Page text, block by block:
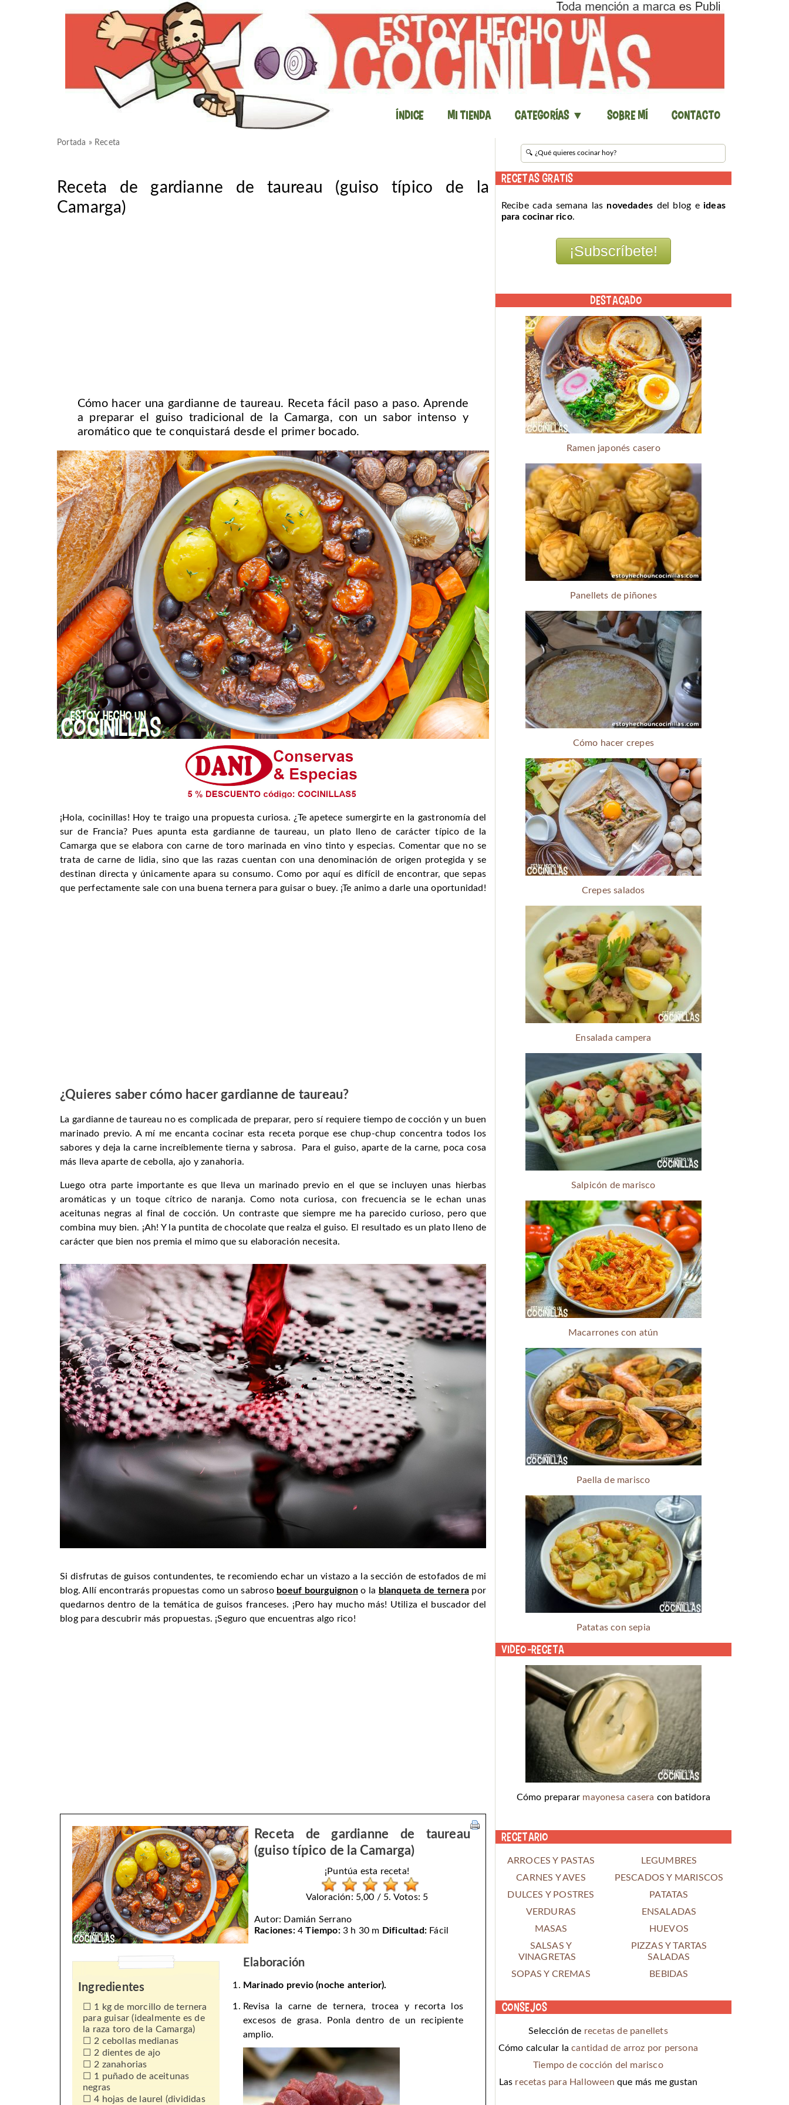
Índice Mi Tienda Categorías ▼ Sobre mí Contacto
Portada » Receta
Receta de gardianne de taureau (guiso típico de la
Camarga)
Cómo hacer una gardianne de taureau. Receta fácil paso a paso. Aprende
a preparar el guiso tradicional de la Camarga, con un sabor intenso y
aromático que te conquistará desde el primer bocado.
¡Hola, cocinillas! Hoy te traigo una propuesta curiosa. ¿Te apetece sumergirte en la gastronomía del
sur de Francia? Pues apunta esta gardianne de taureau, un plato lleno de carácter típico de la
Camarga que se elabora con carne de toro marinada en vino tinto y especias. Comentar que no se
trata de carne de lidia, sino que las razas cuentan con una denominación de origen protegida y se
destinan directa y únicamente apara su consumo. Como por aquí es difícil de encontrar, que sepas
que perfectamente sale con una buena ternera para guisar o buey. ¡Te animo a darle una oportunidad!
¿Quieres saber cómo hacer gardianne de taureau?
La gardianne de taureau no es complicada de preparar, pero sí requiere tiempo de cocción y un buen
marinado previo. A mí me encanta cocinar esta receta porque ese chup-chup concentra todos los
sabores y deja la carne increíblemente tierna y sabrosa. Para el guiso, aparte de la carne, poca cosa
más lleva aparte de cebolla, ajo y zanahoria.
Luego otra parte importante es que lleva un marinado previo en el que se incluyen unas hierbas
aromáticas y un toque cítrico de naranja. Como nota curiosa, con frecuencia se le echan unas
aceitunas negras al final de cocción. Un contraste que siempre me ha parecido curioso, pero que
combina muy bien. ¡Ah! Y la puntita de chocolate que realza el guiso. El resultado es un plato lleno de
carácter que bien nos premia el mimo que su elaboración necesita.
Si disfrutas de guisos contundentes, te recomiendo echar un vistazo a la sección de estofados de mi
blog. Allí encontrarás propuestas como un sabroso boeuf bourguignono la blanqueta de ternera por
quedarnos dentro de la temática de guisos franceses. ¡Pero hay mucho más! Utiliza el buscador del
blog para descubrir más propuestas. ¡Seguro que encuentras algo rico!
Receta de gardianne de taureau
(guiso típico de la Camarga)
¡Puntúa esta receta!
Valoración: 5,00 / 5. Votos: 5
Autor: Damián Serrano
Raciones: 4 Tiempo: 3 h 30 m Dificultad: Fácil
Ingredientes
1 kg de morcillo de ternera
para guisar (idealmente es de
la raza toro de la Camarga)
2 cebollas medianas
2 dientes de ajo
2 zanahorias
1 puñado de aceitunas
negras
4 hojas de laurel (divididas
Elaboración
Marinado previo (noche anterior).
Revisa la carne de ternera, trocea y recorta los
excesos de grasa. Ponla dentro de un recipiente
amplio.
RECETAS GRATIS
Recibe cada semana las novedades del blog e ideas
para cocinar rico.
DESTACADO
Ramen japonés casero
Panellets de piñones
Cómo hacer crepes
Crepes salados
Ensalada campera
Salpicón de marisco
Macarrones con atún
Paella de marisco
Patatas con sepia
Video-receta
Cómo preparar mayonesa casera con batidora
Recetario
ARROCES Y PASTAS
LEGUMBRES
CARNES Y AVES
PESCADOS Y MARISCOS
DULCES Y POSTRES
PATATAS
VERDURAS
ENSALADAS
MASAS
HUEVOS
SALSAS Y
VINAGRETAS
PIZZAS Y TARTAS
SALADAS
SOPAS Y CREMAS
BEBIDAS
Consejos
Selección de recetas de panellets
Cómo calcular lacantidad de arroz por persona
Tiempo de cocción del marisco
Las recetas para Halloween que más me gustan